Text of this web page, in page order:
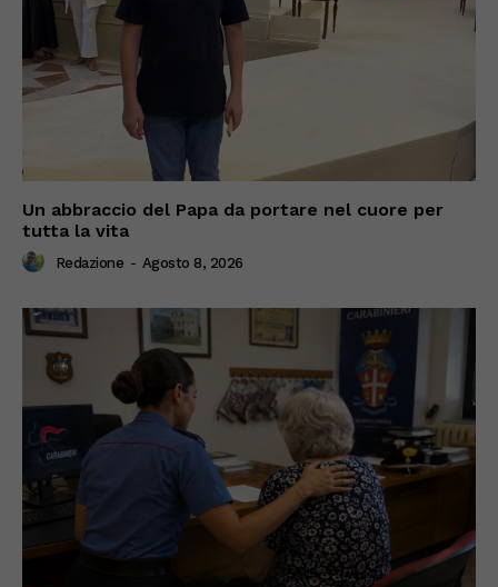
Un abbraccio del Papa da portare nel cuore per
tutta la vita
Redazione - Agosto 8, 2026